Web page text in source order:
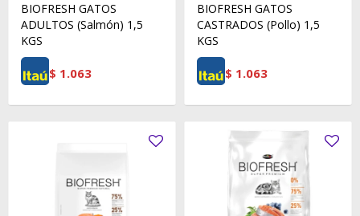
BIOFRESH GATOS
ADULTOS (Salmón) 1,5
KGS
$ 1.063
BIOFRESH GATOS
CASTRADOS (Pollo) 1,5
KGS
$ 1.063